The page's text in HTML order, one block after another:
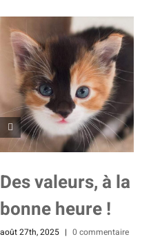
Des valeurs, à la
bonne heure !
août 27th, 2025 | 0 commentaire